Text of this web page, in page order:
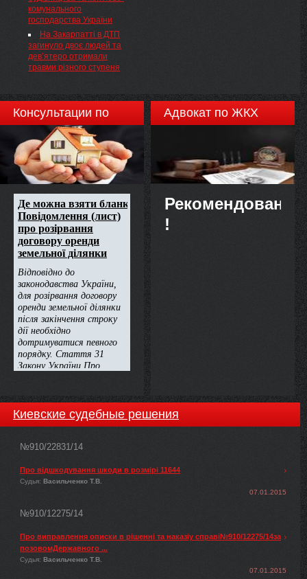
комунального
господарства України
На Закарпатті в ДТП
загинуло двоє людей та
дев’ятеро отримали
травми різного ступеня
Консультации по
недвижимости
Адвокат по ЖКХ
Рекомендовано
!
Киевские судебные решения
№910/22831/14
Про відшкодування шкоди в розмірі 11644
Судья: Васильченко Т.В.
07.01.2015
№910/12275/14
Про виправлення описки в рішенні та наказіу справі№910/12275/14за
позовомДержавного ...
Судья: Васильченко Т.В.
07.01.2015